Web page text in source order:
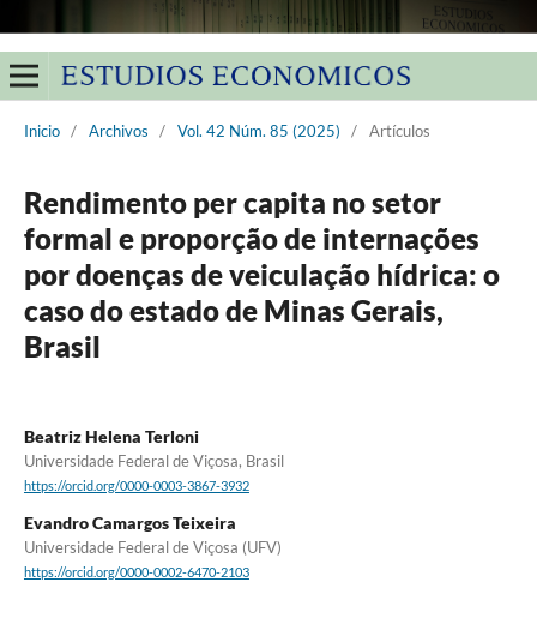
Inicio / Archivos / Vol. 42 Núm. 85 (2025) / Artículos
Rendimento per capita no setor
formal e proporção de internações
por doenças de veiculação hídrica: o
caso do estado de Minas Gerais,
Brasil
Beatriz Helena Terloni
Universidade Federal de Viçosa, Brasil
https://orcid.org/0000-0003-3867-3932
Evandro Camargos Teixeira
Universidade Federal de Viçosa (UFV)
https://orcid.org/0000-0002-6470-2103